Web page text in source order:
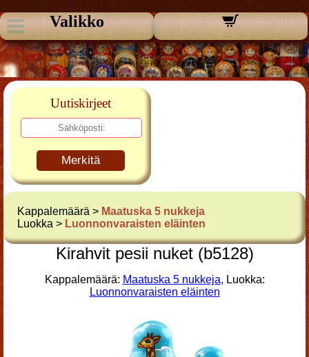
Valikko
Uutiskirjeet
Merkitä
Kappalemäärä > Maatuska 5 nukkeja
Luokka > Luonnonvaraisten eläinten
Kirahvit pesii nuket (b5128)
Kappalemäärä: Maatuska 5 nukkeja, Luokka:
Luonnonvaraisten eläinten